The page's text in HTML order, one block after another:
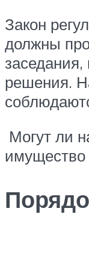
Закон
должны
решения.
Могут ли
имущество